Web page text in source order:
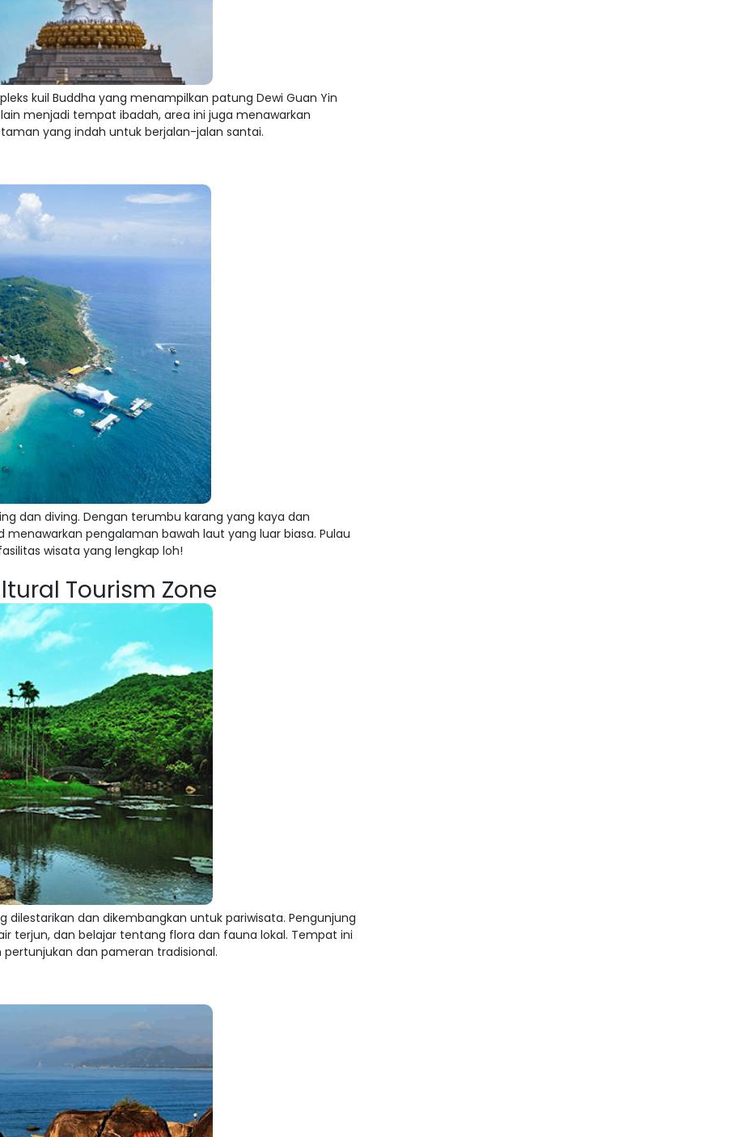
kuil Buddha yang menampilkan patung Dewi Guan Yin
menjadi tempat ibadah, area ini juga menawarkan
yang indah untuk berjalan-jalan santai.
dan diving. Dengan terumbu karang yang kaya dan
pengalaman bawah laut yang luar biasa. Pulau
wisata yang lengkap loh!
Tourism Zone
dan dikembangkan untuk pariwisata. Pengunjung
terjun, dan belajar tentang flora dan fauna lokal. Tempat ini
dan pameran tradisional.